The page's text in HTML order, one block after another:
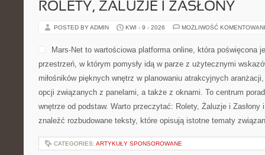
ROLETY, ŻALUZJE I ZASŁONY
POSTED BY ADMIN KWI - 9 - 2026 MOŻLIWOŚĆ
Mars-Net to wartościowa platforma online, która poświęcona
przestrzeń, w którym pomysły idą w parze z użytecznymi
miłośników pięknych wnętrz w planowaniu atrakcyjnych
opcji związanych z panelami, a także z oknami. To centrum
wnętrze od podstaw. Warto przeczytać: Rolety, Żaluzje i
znaleźć rozbudowane teksty, które opisują istotne tematy
CATEGORIES: ARTYKUŁY SPONSOROWANE